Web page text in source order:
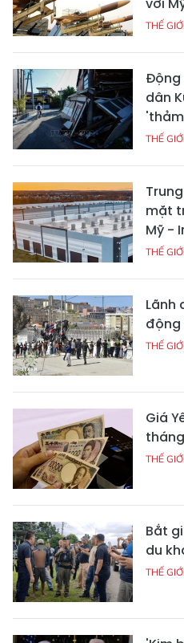
với
THẾ GIỚI
Động
dân
THẾ GIỚI
mặt
Mỹ -
THẾ GIỚI
Lãnh
động
THẾ GIỚI
Giá
tháng
THẾ GIỚI
Bắt
du
THẾ GIỚI